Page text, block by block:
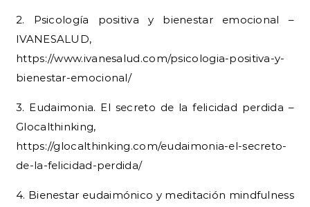
2. Psicología positiva y bienestar emocional –
IVANESALUD,
https://www.ivanesalud.com/psicologia-positiva-y-
bienestar-emocional/
3. Eudaimonia. El secreto de la felicidad perdida –
Glocalthinking,
https://glocalthinking.com/eudaimonia-el-secreto-
de-la-felicidad-perdida/
4. Bienestar eudaimónico y meditación mindfulness